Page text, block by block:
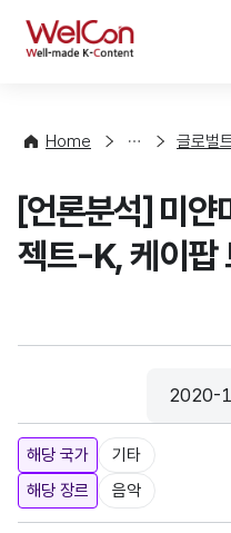
WelCon
Home
향
계
글로벌
[언론분석] 미얀
젝트-K, 케이팝
등록일
2020-
해당 국가
기타
해당 장르
음악